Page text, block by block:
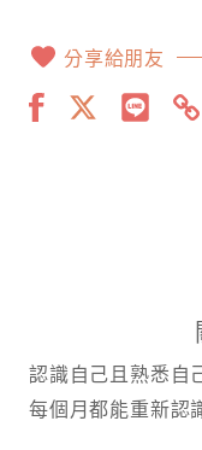
分享給朋友
認識自己且熟悉自
每個月都能重新認